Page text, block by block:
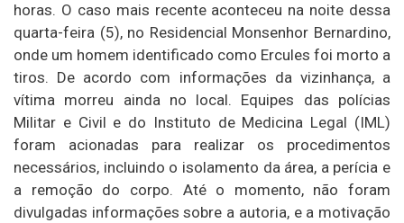
horas. O caso mais recente aconteceu na noite dessa
quarta-feira (5), no Residencial Monsenhor Bernardino,
onde um homem identificado como Ercules foi morto a
tiros. De acordo com informações da vizinhança, a
vítima morreu ainda no local. Equipes das polícias
Militar e Civil e do Instituto de Medicina Legal (IML)
foram acionadas para realizar os procedimentos
necessários, incluindo o isolamento da área, a perícia e
a remoção do corpo. Até o momento, não foram
divulgadas informações sobre a autoria, e a motivação